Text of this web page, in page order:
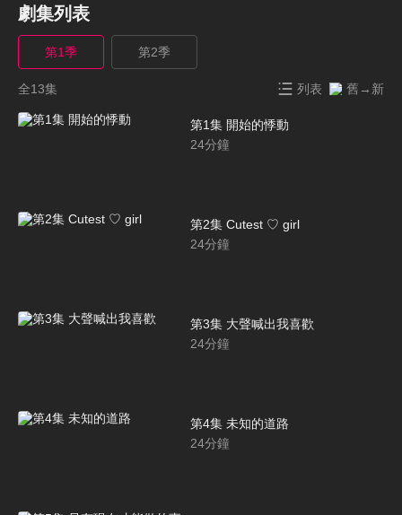
劇集列表
第1季 第2季
全13集 列表 舊→新
第1集 開始的悸動
24分鐘
第2集 Cutest ♡ girl
24分鐘
第3集 大聲喊出我喜歡
24分鐘
第4集 未知的道路
24分鐘